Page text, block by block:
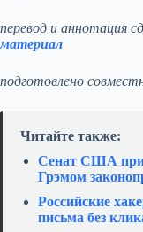
перевод и аннотация
материал
подготовлено
Читайте также:
Сенат США
Грэмом
Российские
письма без